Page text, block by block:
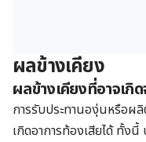
ผลข้างเคียง
ผลข้างเคียงที่อาจเกิ
การรับประทานองุ่นหรือผ
เกิดอาการท้องเสียได้ ทั้ง